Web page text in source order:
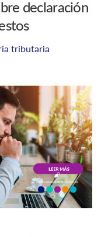
declaración
tributaria